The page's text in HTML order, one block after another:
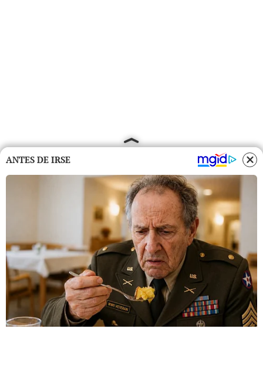
ANTES DE IRSE